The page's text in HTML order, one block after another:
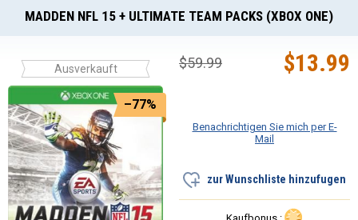
MADDEN NFL 15 + ULTIMATE TEAM PACKS (XBOX ONE)
Ausverkauft
–77%
$13.99
$59.99
Benachrichtigen Sie mich per E-
Mail
zur Wunschliste hinzufugen